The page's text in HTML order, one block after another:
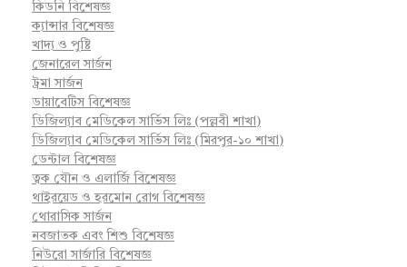
কিডনি বিশেষজ্ঞ
ক্যান্সার বিশেষজ্ঞ
খাদ্য ও পুষ্টি
জেনারেল সার্জন
ট্রমা সার্জন
ডায়াবেটিস বিশেষজ্ঞ
ডিজিল্যাব মেডিকেল সার্ভিস লিঃ (পল্লবী শাখা)
ডিজিল্যাব মেডিকেল সার্ভিস লিঃ (মিরপুর-১০ শাখা)
ডেন্টাল বিশেষজ্ঞ
ত্বক যৌন ও এলার্জি বিশেষজ্ঞ
থাইরয়েড ও হরমোন রোগ বিশেষজ্ঞ
থোরাসিক সার্জন
নবজাতক এবং শিশু বিশেষজ্ঞ
নিউরো সার্জারি বিশেষজ্ঞ